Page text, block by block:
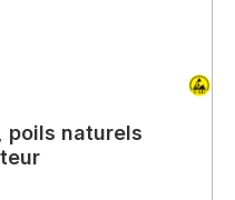
poils naturels